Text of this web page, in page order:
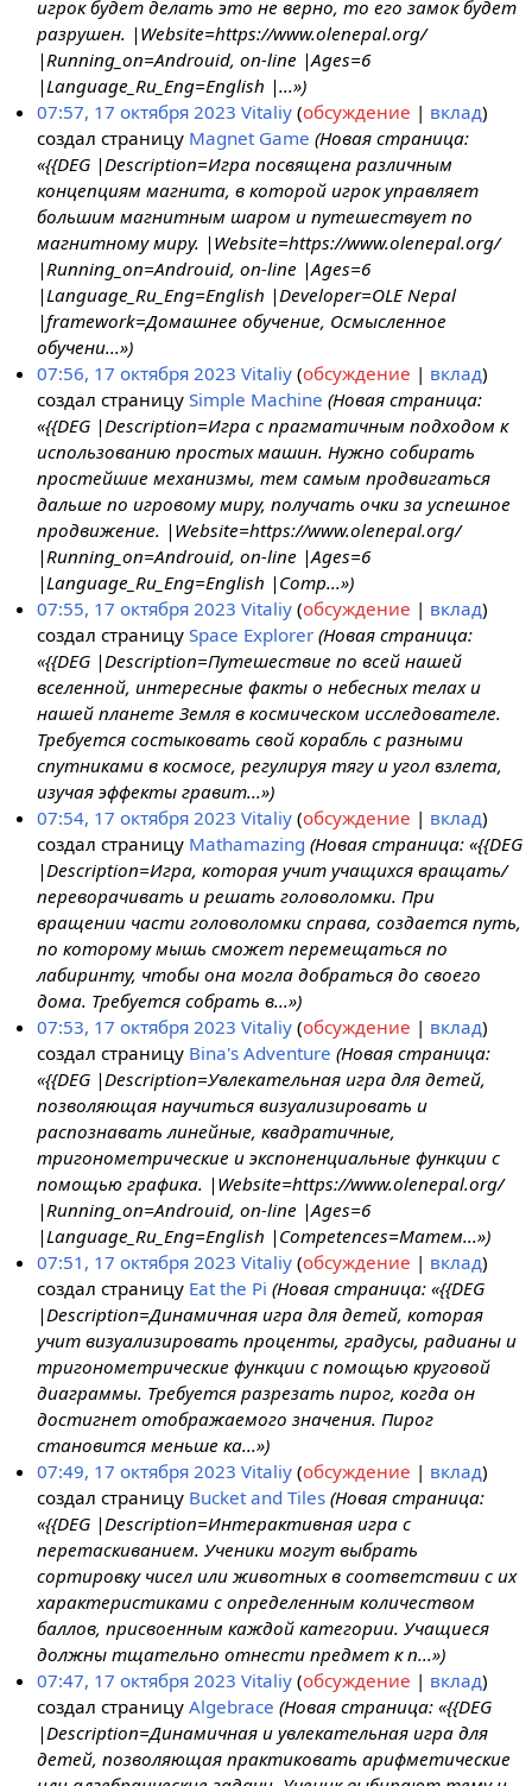
игрок будет делать это не верно, то его замок будет
разрушен. |Website=https://www.olenepal.org/
|Running_on=Androuid, on-line |Ages=6
|Language_Ru_Eng=English |...»)
07:57, 17 октября 2023 Vitaliy обсуждение
вклад
создал страницу Magnet Game (Новая страница:
«{{DEG |Description=Игра посвящена различным
концепциям магнита, в которой игрок управляет
большим магнитным шаром и путешествует по
магнитному миру. |Website=https://www.olenepal.org/
|Running_on=Androuid, on-line |Ages=6
|Language_Ru_Eng=English |Developer=OLE Nepal
|framework=Домашнее обучение, Осмысленное
обучени...»)
07:56, 17 октября 2023 Vitaliy обсуждение
вклад
создал страницуSimple Machine (Новая страница:
«{{DEG |Description=Игра с прагматичным подходом к
использованию простых машин. Нужно собирать
простейшие механизмы, тем самым продвигаться
дальше по игровому миру, получать очки за успешное
продвижение. |Website=https://www.olenepal.org/
|Running_on=Androuid, on-line |Ages=6
|Language_Ru_Eng=English |Comp...»)
07:55, 17 октября 2023 Vitaliy обсуждение
вклад
создал страницуSpace Explorer (Новая страница:
«{{DEG |Description=Путешествие по всей нашей
вселенной, интересные факты о небесных телах и
нашей планете Земля в космическом исследователе.
Требуется состыковать свой корабль с разными
спутниками в космосе, регулируя тягу и угол взлета,
изучая эффекты гравит...»)
07:54, 17 октября 2023 Vitaliy обсуждение
вклад
создал страницу Mathamazing (Новая страница: «{{DEG
|Description=Игра, которая учит учащихся вращать/
переворачивать и решать головоломки. При
вращении части головоломки справа, создается путь,
по которому мышь сможет перемещаться по
лабиринту, чтобы она могла добраться до своего
дома. Требуется собрать в...»)
07:53, 17 октября 2023 Vitaliy обсуждение
вклад
создал страницу Bina's Adventure (Новая страница:
«{{DEG |Description=Увлекательная игра для детей,
позволяющая научиться визуализировать и
распознавать линейные, квадратичные,
тригонометрические и экспоненциальные функции с
помощью графика. |Website=https://www.olenepal.org/
|Running_on=Androuid, on-line |Ages=6
|Language_Ru_Eng=English |Competences=Матем...»)
07:51, 17 октября 2023 Vitaliy обсуждение
вклад
создал страницу Eat the Pi (Новая страница: «{{DEG
|Description=Динамичная игра для детей, которая
учит визуализировать проценты, градусы, радианы и
тригонометрические функции с помощью круговой
диаграммы. Требуется разрезать пирог, когда он
достигнет отображаемого значения. Пирог
становится меньше ка...»)
07:49, 17 октября 2023 Vitaliy обсуждение
вклад
создал страницу Bucket and Tiles (Новая страница:
«{{DEG |Description=Интерактивная игра с
перетаскиванием. Ученики могут выбрать
сортировку чисел или животных в соответствии с их
характеристиками с определенным количеством
баллов, присвоенным каждой категории. Учащиеся
должны тщательно отнести предмет к п...»)
07:47, 17 октября 2023 Vitaliy обсуждение
вклад
создал страницуAlgebrace (Новая страница: «{{DEG
|Description=Динамичная и увлекательная игра для
детей, позволяющая практиковать арифметические